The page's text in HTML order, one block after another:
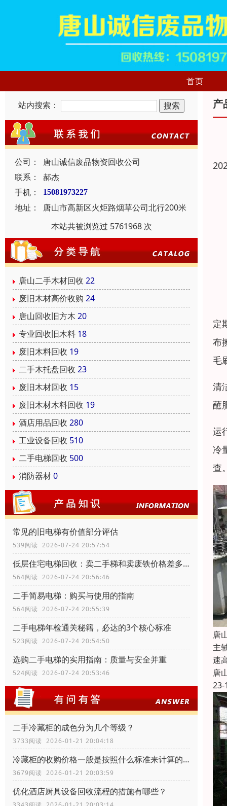
首页
站内搜索：
公司：
唐山诚信废品物资回收公司
联系：
郝杰
手机：
15081973227
地址：
唐山市高新区火炬路烟草公司北行200米
本站共被浏览过 5761968 次
唐山二手木材回收 22
废旧木材高价收购 24
唐山回收旧方木 20
专业回收旧木料 18
废旧木料回收 19
二手木托盘回收 23
废旧木材回收 15
废旧木材木料回收 19
酒店用品回收 280
工业设备回收 510
二手电梯回收 500
消防器材0
常见的旧电梯有价值部分评估
539阅读 2026-07-24 20:57:54
低层住宅电梯回收：卖二手梯和卖废铁价格差多少？
564阅读 2026-07-24 20:56:46
二手简易电梯：购买与使用的指南
564阅读 2026-07-24 20:55:39
二手电梯年检通关秘籍，必达的3个核心标准
523阅读 2026-07-24 20:54:50
选购二手电梯的实用指南：质量与安全并重
524阅读 2026-07-24 20:53:46
二手冷藏柜的成色分为几个等级？
3733阅读 2026-01-21 20:04:18
冷藏柜的收购价格一般是按照什么标准来计算的？
3679阅读 2026-01-21 20:03:59
优化酒店厨具设备回收流程的措施有哪些？
产
定
布
毛
清
蘸
运
冷
查
唐
主
速
唐
23-